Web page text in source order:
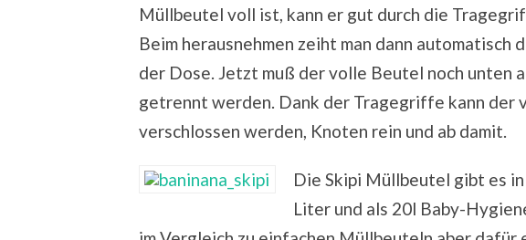
Müllbeutel voll ist, kann er gut durch die
Beim herausnehmen zeiht man dann automatisch
der Dose. Jetzt muß der volle Beutel noch unten
getrennt werden. Dank der Tragegriffe kann der
verschlossen werden, Knoten rein und ab damit.
Die Skipi Müllbeutel gibt es
Liter und als 20l Baby-